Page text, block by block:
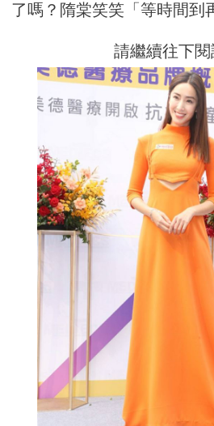
了嗎？隋棠笑笑「等時間到
請繼續往下